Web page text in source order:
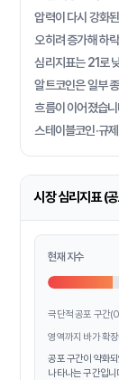
압력이 다시 강화
오히려 증가해 하
심리지표는 21로
알트코인은 일부
흐름이 이어졌습
스테이블코인·규
시장 심리지표 (
현재 지수
극단적 공포 구간
영역까지 바가 확
공포 구간이 약화
나타나는 구간입니